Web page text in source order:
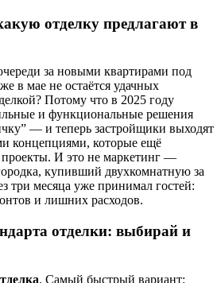
отделку предлагают в
за новыми квартирами под
в мае не остаётся удачных
Потому что в 2025 году
и функциональные решения
— и теперь застройщики выходят
концепциями, которые ещё
И это не маркетинг —
купивший двухкомнатную за
три месяца уже принимал гостей:
и лишних расходов.
отделки: выбирай и
. Самый быстрый вариант: